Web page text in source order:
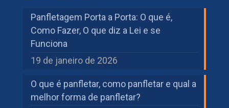
Panfletagem Porta a Porta: O que é,
Como Fazer, O que diz a Lei e se
Funciona
19 de janeiro de 2026
O que é panfletar, como panfletar e qual a
melhor forma de panfletar?